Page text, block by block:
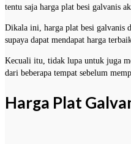
tentu saja harga plat besi galvanis
Dikala ini, harga plat besi galvanis
supaya dapat mendapat harga
Kecuali itu, tidak lupa untuk juga
dari beberapa tempat sebelum
Harga Plat